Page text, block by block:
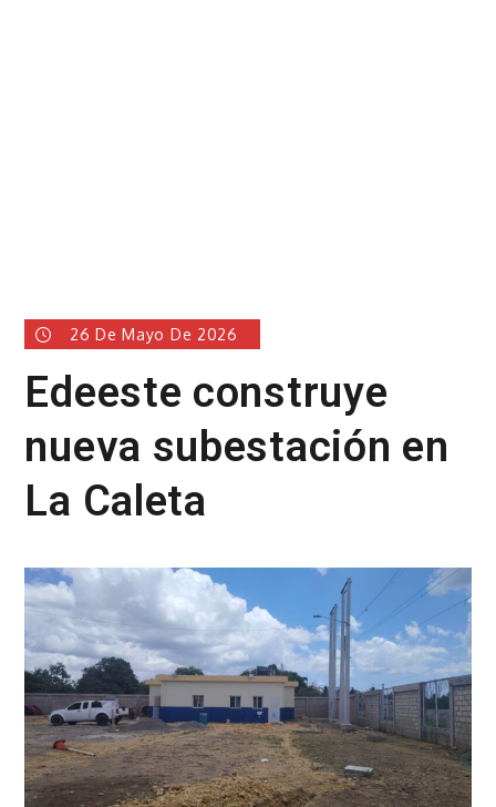
26 De Mayo De 2026
Edeeste construye
nueva subestación en
La Caleta